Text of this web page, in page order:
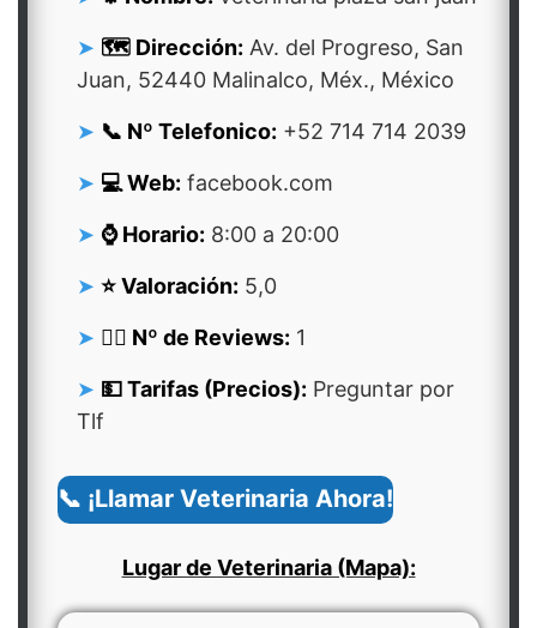
🗺️ Dirección: Av. del Progreso, San
Juan, 52440 Malinalco, Méx., México
📞 Nº Telefonico: +52 714 714 2039
💻 Web: facebook.com
⌚ Horario: 8:00 a 20:00
⭐ Valoración: 5,0
👍🏻 Nº de Reviews: 1
💵 Tarifas (Precios): Preguntar por
Tlf
📞 ¡Llamar Veterinaria Ahora!
Lugar de Veterinaria (Mapa):